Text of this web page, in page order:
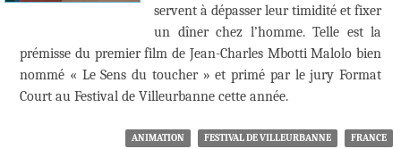
servent à dépasser leur timidité et fixer
un dîner chez l’homme. Telle est la
prémisse du premier film de Jean-Charles Mbotti Malolo bien
nommé « Le Sens du toucher » et primé par le jury Format
Court au Festival de Villeurbanne cette année.
ANIMATION FESTIVAL DE VILLEURBANNE FRANCE